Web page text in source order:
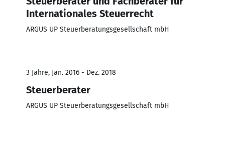
Internationales Steuerrecht
ARGUS UP Steuerberatungsgesellschaft mbH
3 Jahre, Jan. 2016 - Dez. 2018
Steuerberater
ARGUS UP Steuerberatungsgesellschaft mbH